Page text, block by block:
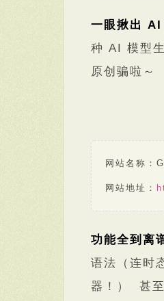
一眼揪出 AI
种 AI 模型
原创骗啦～
网站名称：
网站地址：
功能全到离
语法（连时
器！） 甚至